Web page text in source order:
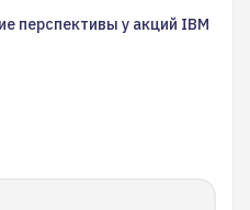
перспективы у акций IBM